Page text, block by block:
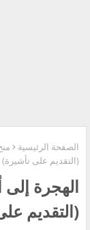
الصفحة الرئيسية
(التقديم على تأشيرة)
الهجرة
(التقديم